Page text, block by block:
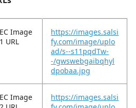
EC Image
1 URL
https://images.salsi
fy.com/image/uplo
ad/s--s11pqdTw-
-/gwswebgaibqhyl
dpobaa.jpg
EC Image
https://images.salsi